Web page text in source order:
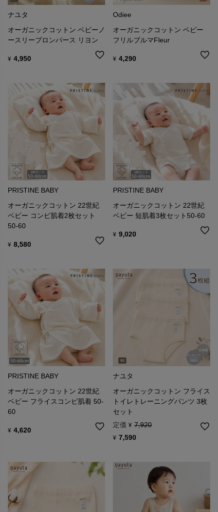
ナユタ
オーガニックコットン ベビーノ
ースリーブロンパース リヨン
¥ 4,950
Odiee
オーガニックコットン ベビー
フリルブルマFleur
¥ 4,290
PRISTINE BABY
オーガニックコットン 22世紀
ベビー コンビ肌着2枚セット
50-60
¥ 8,580
PRISTINE BABY
オーガニックコットン 22世紀
ベビー 短肌着3枚セット50-60
¥ 9,020
PRISTINE BABY
オーガニックコットン 22世紀
ベビー フライスコンビ肌着 50-
60
¥ 4,620
ナユタ
オーガニックコットン フライス
トイレトレーニングパンツ 3枚
セット
定価 ¥ 7,920
¥ 7,590